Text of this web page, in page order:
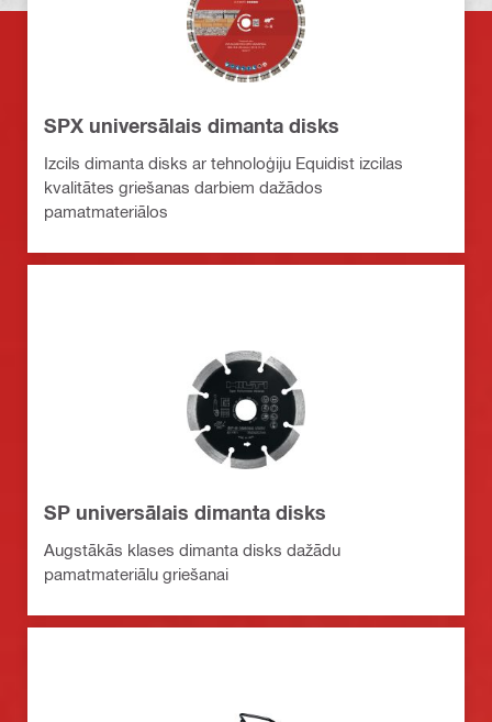
SPX universālais dimanta disks
Izcils dimanta disks ar tehnoloģiju Equidist izcilas
kvalitātes griešanas darbiem dažādos
pamatmateriālos
SP universālais dimanta disks
Augstākās klases dimanta disks dažādu
pamatmateriālu griešanai